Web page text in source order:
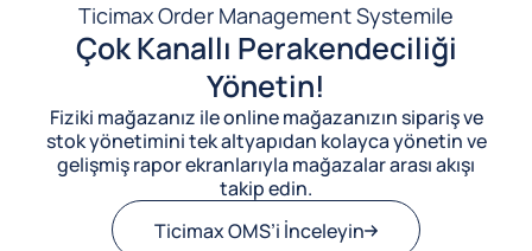
Ticimax Order Management Systemile
Çok Kanallı Perakendeciliği
Yönetin!
Fiziki mağazanız ile online mağazanızın sipariş ve
stok yönetimini tek altyapıdan kolayca yönetin ve
gelişmiş rapor ekranlarıyla mağazalar arası akışı
takip edin.
Ticimax OMS’i İnceleyin